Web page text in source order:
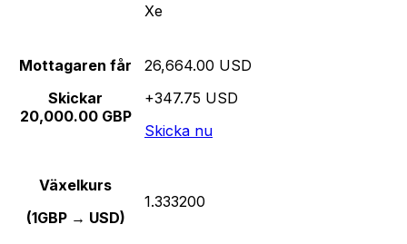
Xe
Mottagaren får
Skickar
20,000.00 GBP
26,664.00 USD
+347.75 USD
Skicka nu
Växelkurs
(1GBP → USD)
1.333200